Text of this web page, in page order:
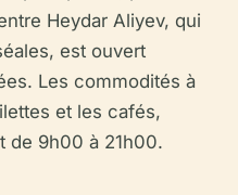
Heydar Aliyev, qui
est ouvert
Les commodités à
et les cafés,
de 9h00 à 21h00.